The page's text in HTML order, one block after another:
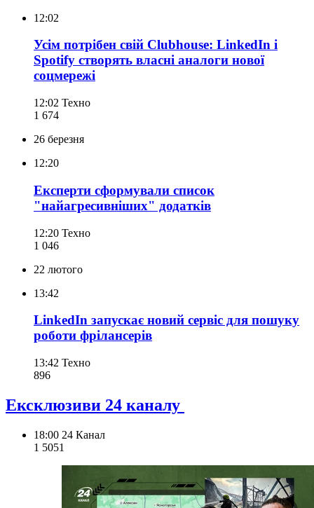
12:02
Усім потрібен свій Clubhouse: LinkedIn і
Spotify створять власні аналоги нової
соцмережі
12:02 Техно
1 674
26 березня
12:20
Експерти сформували список
"найагресивніших" додатків
12:20 Техно
1 046
22 лютого
13:42
LinkedIn запускає новий сервіс для пошуку
роботи фрілансерів
13:42 Техно
896
Ексклюзиви 24 каналу
18:00 24 Канал
1 5051